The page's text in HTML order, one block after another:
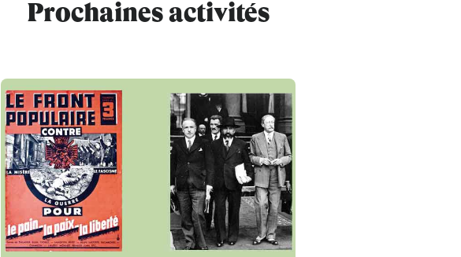
Prochaines activités
PERRIN Jean-Paul
Le 12/02/2027
à 18:00